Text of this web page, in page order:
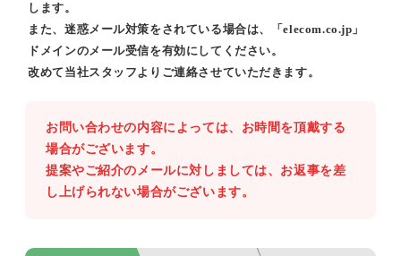
します。
また、迷惑メール対策をされている場合は、「elecom.co.jp」
ドメインのメール受信を有効にしてください。
改めて当社スタッフよりご連絡させていただきます。
お問い合わせの内容によっては、お時間を頂戴する
場合がございます。
提案やご紹介のメールに対しましては、お返事を差
し上げられない場合がございます。